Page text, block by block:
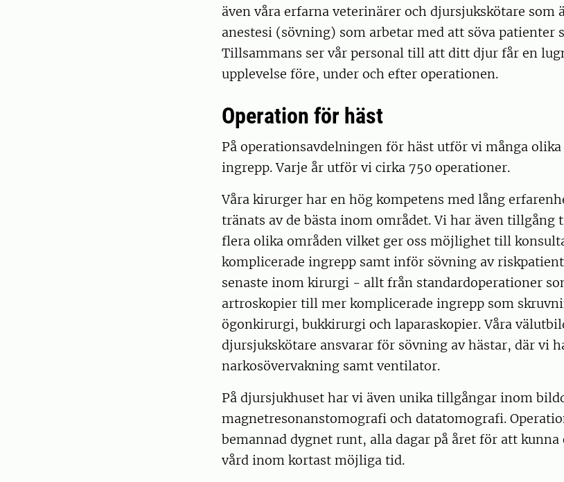
även våra erfarna veterinärer och djursjukskötare som
anestesi (sövning) som arbetar med att söva patienter
Tillsammans ser vår personal till att ditt djur får en
upplevelse före, under och efter operationen.
Operation för häst
På operationsavdelningen för häst utför vi många
ingrepp. Varje år utför vi cirka 750 operationer.
Våra kirurger har en hög kompetens med lång
tränats av de bästa inom området. Vi har även
flera olika områden vilket ger oss möjlighet till
komplicerade ingrepp samt inför sövning av
senaste inom kirurgi - allt från standardoperationer
artroskopier till mer komplicerade ingrepp som
ögonkirurgi, bukkirurgi och laparaskopier. Våra
djursjukskötare ansvarar för sövning av hästar, där vi
narkosövervakning samt ventilator.
På djursjukhuset har vi även unika tillgångar inom
magnetresonanstomografi och datatomografi.
bemannad dygnet runt, alla dagar på året för att
vård inom kortast möjliga tid.